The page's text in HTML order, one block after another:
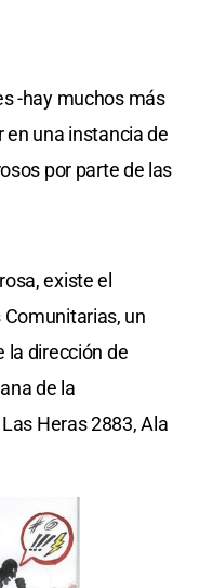
-hay muchos más
en una instancia de
por parte de las
existe el
un
la dirección de
de la
Heras 2883, Ala